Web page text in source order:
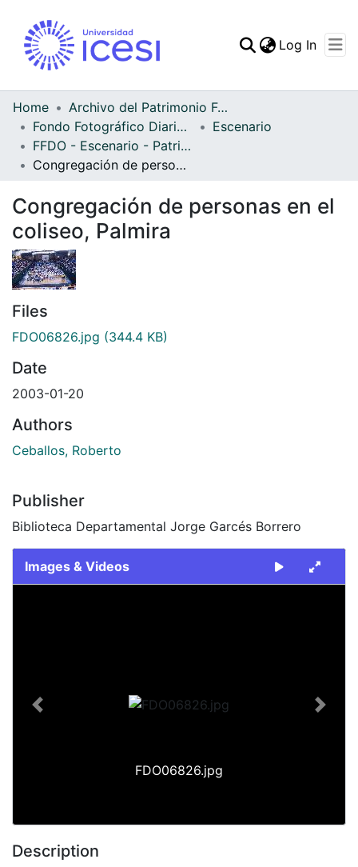
Statistics
Log In
Home
Archivo del Patrimonio Fotográfico y Fílmico del Valle del Cauca
Fondo Fotográfico Diario Occidente
Escenario
FFDO - Escenario - Patrimonial
Congregación de personas en el coliseo, Palmira
Congregación de personas en el
coliseo, Palmira
Files
FDO06826.jpg (344.4 KB)
Date
2003-01-20
Authors
Ceballos, Roberto
Publisher
Biblioteca Departamental Jorge Garcés Borrero
Images & Videos
FDO06826.jpg
Previous Next
Description